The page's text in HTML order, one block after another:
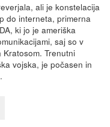
ali je konstelacija
do interneta, primerna
ki jo je ameriška
saj so v
Trenutni
vojska, je počasen in